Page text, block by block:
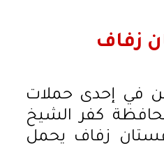
زفاف
في إحدى حملات
كفر الشيخ
زفاف يحمل